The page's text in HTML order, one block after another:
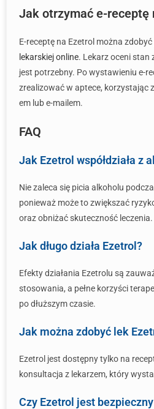
Jak otrzymać e-receptę
E-receptę na Ezetrol można
lekarskiej online. Lekarz oceni stan
jest potrzebny. Po wystawieniu e-
zrealizować w aptece, korzystając
em lub e-mailem.
FAQ
Jak Ezetrol współdziała z
Nie zaleca się picia alkoholu
ponieważ może to zwiększać
oraz obniżać skuteczność leczenia.
Jak długo działa Ezetrol?
Efekty działania Ezetrolu są
stosowania, a pełne korzyści
po dłuższym czasie.
Jak można zdobyć lek
Ezetrol jest dostępny tylko na
konsultacja z lekarzem, który
Czy Ezetrol jest